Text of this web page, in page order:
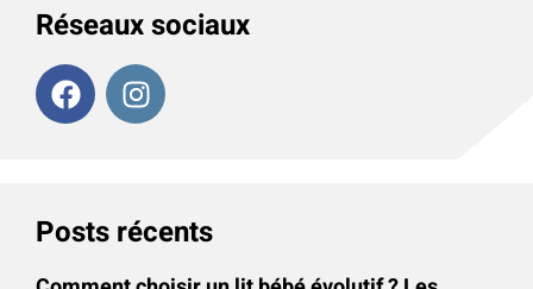
Réseaux sociaux
Posts récents